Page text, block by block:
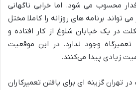
محسوب می ‌شود. اما خرابی ناگهانی
‌تواند برنامه ‌های روزانه را کاملا مختل
در یک خیابان شلوغ از کار افتاده و
وجود ندارد. در این موقعیت
زیادی پیدا می‌کنند.
تهران گزینه ‌ای برای یافتن تعمیرکاران